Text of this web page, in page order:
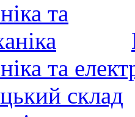
та
склад